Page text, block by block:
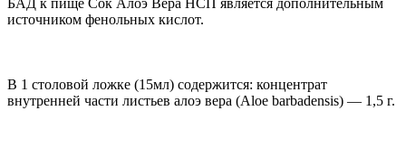
БАД к пище Сок Алоэ Вера HCП является дополнительным
источником фенольных кислот.
В 1 столовой ложке (15мл) содержится: концентрат
внутренней части листьев алоэ вера (Aloe barbadensis) — 1,5 г.